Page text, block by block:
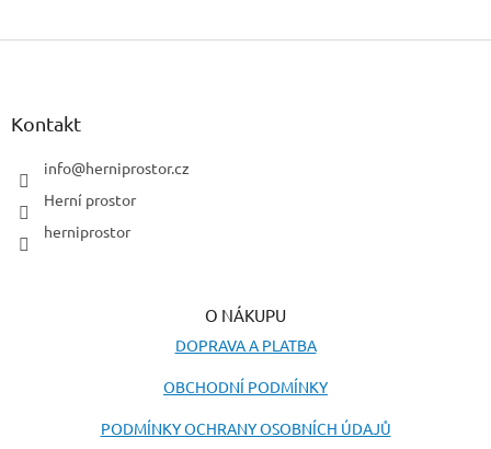
Z
Kontakt
info@herniprostor.cz
Herní prostor
herniprostor
O NÁKUPU
DOPRAVA A PLATBA
OBCHODNÍ PODMÍNKY
PODMÍNKY OCHRANY OSOBNÍCH ÚDAJŮ